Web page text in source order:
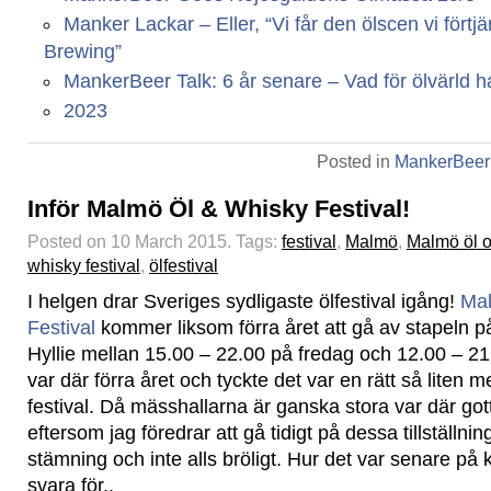
Manker Lackar – Eller, “Vi får den ölscen vi
Brewing”
MankerBeer Talk: 6 år senare – Vad för ölvärld
2023
Posted in
Inför Malmö Öl & Whisky Festival!
Posted on 10 March 2015. Tags: festival, Malmö, Malmö öl
whisky festival, ölfestival
I helgen drar Sveriges sydligaste ölfestival igång!
Festival kommer liksom förra året att gå av stapeln
Hyllie mellan 15.00 – 22.00 på fredag och 12.00 –
var där förra året och tyckte det var en rätt så liten
festival. Då mässhallarna är ganska stora var där
eftersom jag föredrar att gå tidigt på dessa
stämning och inte alls bröligt. Hur det var senare på
svara för..